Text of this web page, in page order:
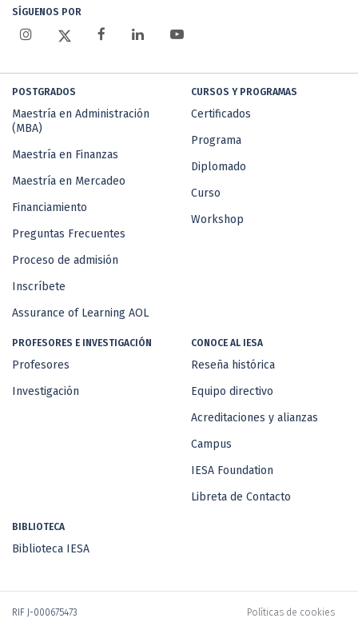
SÍGUENOS POR
POSTGRADOS
Maestría en Administración
(MBA)
Maestría en Finanzas
Maestría en Mercadeo
Financiamiento
Preguntas Frecuentes
Proceso de admisión
Inscríbete
Assurance of Learning AOL
CURSOS Y PROGRAMAS
Certificados
Programa
Diplomado
Curso
Workshop
PROFESORES E INVESTIGACIÓN
Profesores
Investigación
CONOCE AL IESA
Reseña histórica
Equipo directivo
Acreditaciones y alianzas
Campus
IESA Foundation
Libreta de Contacto
BIBLIOTECA
Biblioteca IESA
RIF J-000675473 Políticas de cookies